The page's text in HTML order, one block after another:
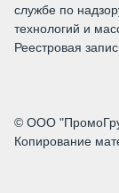
службе по
технологий и
Реестровая
© ООО
Копирование